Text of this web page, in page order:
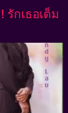
รักเธอเต็ม